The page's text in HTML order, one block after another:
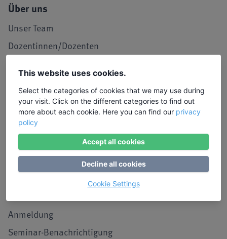
Über uns
Unser Team
Dozentinnen/Dozenten
Seminarraum in Köln
LIW in den Medien
Jobs und Karriere
Referenzen / Kooperationen
Service
Kontakt, Lob und Kritik
Anmeldung
Seminar-Benachrichtigung
This website uses cookies.
Select the categories of cookies that we may use during
your visit. Click on the different categories to find out
more about each cookie. Here you can find our privacy
policy
Accept all cookies
Decline all cookies
Cookie Settings